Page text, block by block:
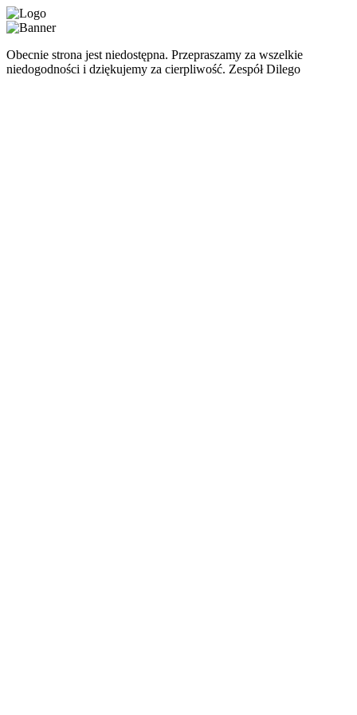
Obecnie strona jest niedostępna. Przepraszamy za wszelkie
niedogodności i dziękujemy za cierpliwość. Zespół Dilego